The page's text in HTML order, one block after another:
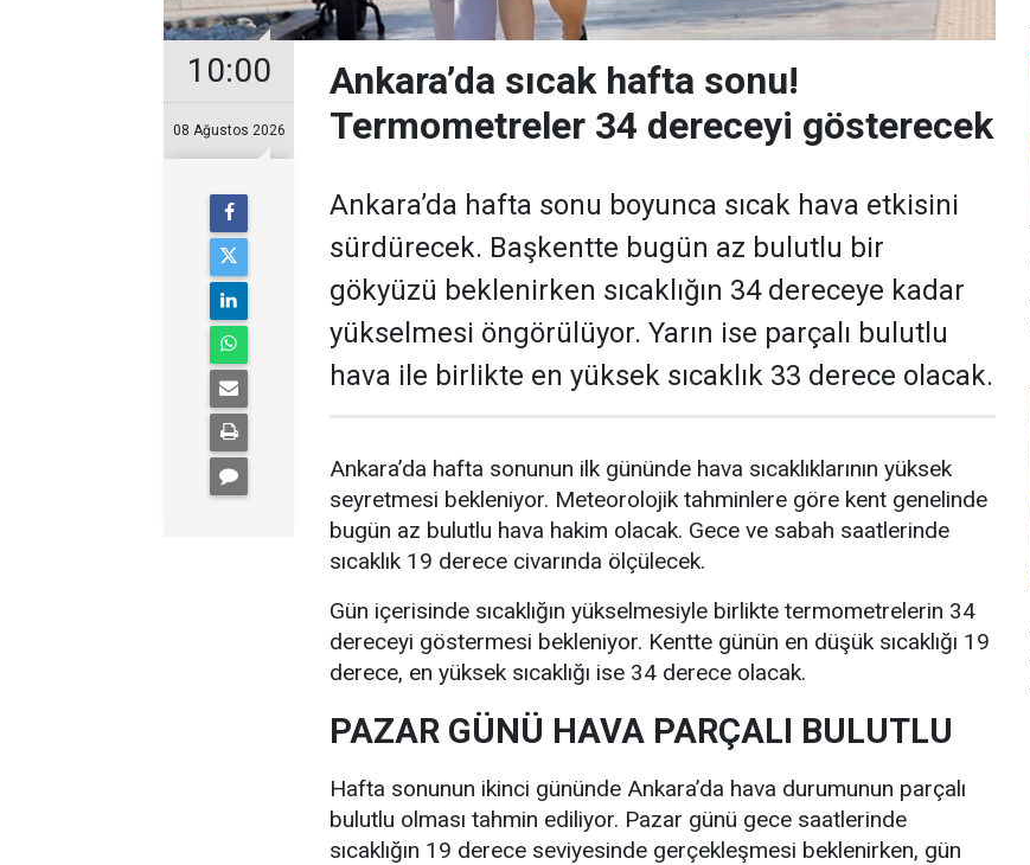
10:00
08 Ağustos 2026
Ankara’da sıcak hafta sonu!
Termometreler 34 dereceyi gösterecek
Ankara’da hafta sonu boyunca sıcak hava etkisini
sürdürecek. Başkentte bugün az bulutlu bir
gökyüzü beklenirken sıcaklığın 34 dereceye kadar
yükselmesi öngörülüyor. Yarın ise parçalı bulutlu
hava ile birlikte en yüksek sıcaklık 33 derece olacak.
Ankara’da hafta sonunun ilk gününde hava sıcaklıklarının yüksek
seyretmesi bekleniyor. Meteorolojik tahminlere göre kent genelinde
bugün az bulutlu hava hakim olacak. Gece ve sabah saatlerinde
sıcaklık 19 derece civarında ölçülecek.
Gün içerisinde sıcaklığın yükselmesiyle birlikte termometrelerin 34
dereceyi göstermesi bekleniyor. Kentte günün en düşük sıcaklığı 19
derece, en yüksek sıcaklığı ise 34 derece olacak.
PAZAR GÜNÜ HAVA PARÇALI BULUTLU
Hafta sonunun ikinci gününde Ankara’da hava durumunun parçalı
bulutlu olması tahmin ediliyor. Pazar günü gece saatlerinde
sıcaklığın 19 derece seviyesinde gerçekleşmesi beklenirken, gün